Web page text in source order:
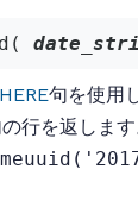
句を使用
行を返します